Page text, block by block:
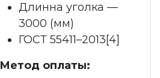
Длинна уголка —
3000 (мм)
ГОСТ 55411–2013[4]
Метод оплаты: